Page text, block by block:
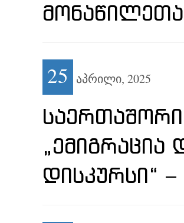
ᲛᲝᲜᲐᲬᲘᲚᲔᲗᲐ
25 აპრილი, 2025
ᲓᲘᲡᲙᲣᲠᲡᲘ“ –